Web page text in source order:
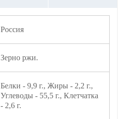
Россия
Зерно ржи.
Белки - 9,9 г., Жиры - 2,2 г.,
Углеводы - 55,5 г., Клетчатка
- 2,6 г.